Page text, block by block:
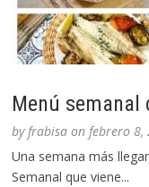
Menú semanal
byfrabisa onfebrero 8,
Una semana más
Semanal que viene...